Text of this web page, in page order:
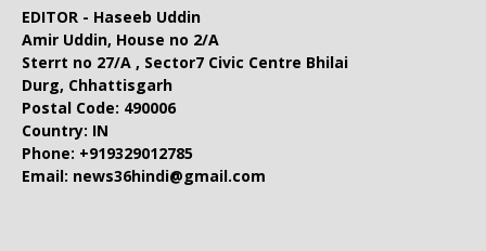
EDITOR - Haseeb Uddin
Amir Uddin, House no 2/A
Sterrt no 27/A , Sector7 Civic Centre Bhilai
Durg, Chhattisgarh
Postal Code: 490006
Country: IN
Phone: +919329012785
Email: news36hindi@gmail.com